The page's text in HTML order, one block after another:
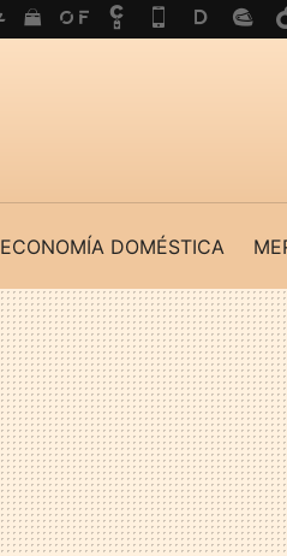
ECONOMÍA DOMÉSTICA